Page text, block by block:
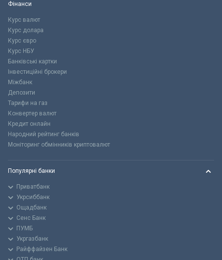
Фінанси
Курс валют
Курс долара
Курс євро
Курс НБУ
Банківські картки
Інвестиційні брокери
Міжбанк
Депозити
Тарифи на газ
Конвертер валют
Кредит онлайн
Народний рейтинг банків
Моніторинг обмінників криптовалют
Популярні банки
Приватбанк
Укрсиббанк
Ощадбанк
Сенс Банк
ПУМБ
Укргазбанк
Райффайзен Банк